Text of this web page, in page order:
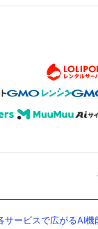
ービスで広がるAI機